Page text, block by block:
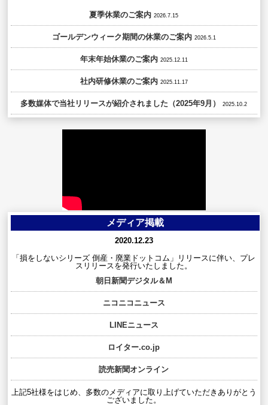
夏季休業のご案内 2026.7.15
ゴールデンウィーク期間の休業のご案内 2026.5.1
年末年始休業のご案内 2025.12.11
社内研修休業のご案内 2025.11.17
多数媒体で当社リリースが紹介されました（2025年9月） 2025.10.2
メディア掲載
2020.12.23
「損をしないシリーズ 倒産・廃業ドットコム」リリースに伴い、プレ
スリリースを発行いたしました。
朝日新聞デジタル＆M
ニコニコニュース
LINEニュース
ロイター.co.jp
読売新聞オンライン
上記5社様をはじめ、多数のメディアに取り上げていただきありがとう
ございました。